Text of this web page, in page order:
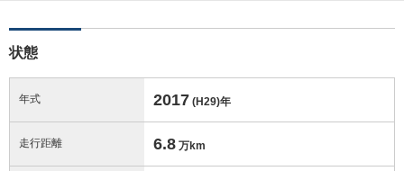
状態
年式 2017 (H29)年
走行距離 6.8 万km